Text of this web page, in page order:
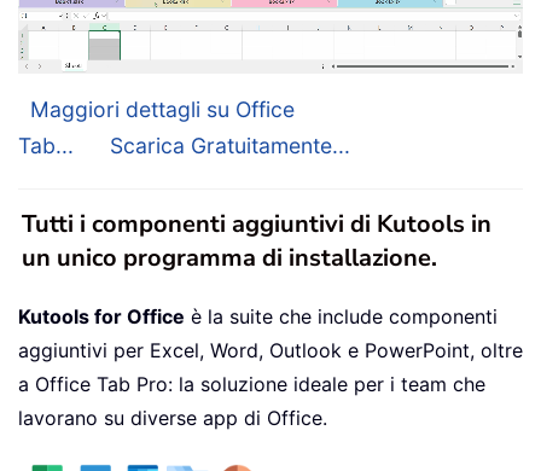
Maggiori dettagli su Office
Tab...
Scarica Gratuitamente...
Tutti i componenti aggiuntivi di Kutools in
un unico programma di installazione.
Kutools for Office è la suite che include componenti
aggiuntivi per Excel, Word, Outlook e PowerPoint, oltre
a Office Tab Pro: la soluzione ideale per i team che
lavorano su diverse app di Office.